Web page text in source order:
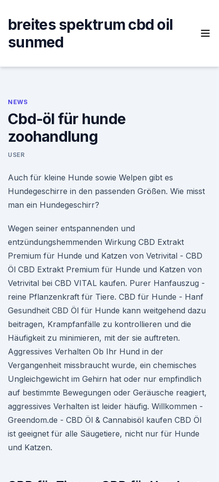
content
breites spektrum cbd oil
sunmed
NEWS
Cbd-öl für hunde
zoohandlung
USER
Auch für kleine Hunde sowie Welpen gibt es
Hundegeschirre in den passenden Größen. Wie misst
man ein Hundegeschirr?
Wegen seiner entspannenden und
entzündungshemmenden Wirkung CBD Extrakt
Premium für Hunde und Katzen von Vetrivital - CBD
Öl CBD Extrakt Premium für Hunde und Katzen von
Vetrivital bei CBD VITAL kaufen. Purer Hanfauszug -
reine Pflanzenkraft für Tiere. CBD für Hunde - Hanf
Gesundheit CBD Öl für Hunde kann weitgehend dazu
beitragen, Krampfanfälle zu kontrollieren und die
Häufigkeit zu minimieren, mit der sie auftreten.
Aggressives Verhalten Ob Ihr Hund in der
Vergangenheit missbraucht wurde, ein chemisches
Ungleichgewicht im Gehirn hat oder nur empfindlich
auf bestimmte Bewegungen oder Geräusche reagiert,
aggressives Verhalten ist leider häufig. Willkommen -
Greendom.de - CBD Öl & Cannabisöl kaufen CBD Öl
ist geeignet für alle Säugetiere, nicht nur für Hunde
und Katzen.